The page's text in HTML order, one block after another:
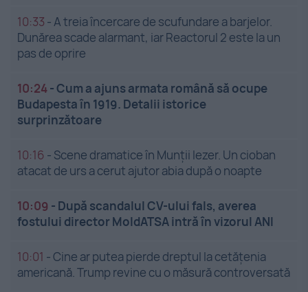
10:33 -A treia încercare de scufundare a barjelor.
Dunărea scade alarmant, iar Reactorul 2 este la un
pas de oprire
10:24-Cum a ajuns armata română să ocupe
Budapesta în 1919. Detalii istorice
surprinzătoare
10:16 - Scene dramatice în Munții Iezer. Un cioban
atacat de urs a cerut ajutor abia după o noapte
10:09 - După scandalul CV-ului fals, averea
fostului director MoldATSA intră în vizorul ANI
10:01 -Cine ar putea pierde dreptul la cetățenia
americană. Trump revine cu o măsură controversată